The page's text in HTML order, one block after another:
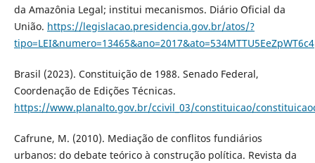
da Amazônia Legal; institui mecanismos. Diário Oficial da
União. https://legislacao.presidencia.gov.br/atos/?
tipo=LEI&numero=13465&ano=2017&ato=534MTTU5EeZpWT6c4
Brasil (2023). Constituição de 1988. Senado Federal,
Coordenação de Edições Técnicas.
https://www.planalto.gov.br/ccivil_03/constituicao/
Cafrune, M. (2010). Mediação de conflitos fundiários
urbanos: do debate teórico à construção política. Revista da